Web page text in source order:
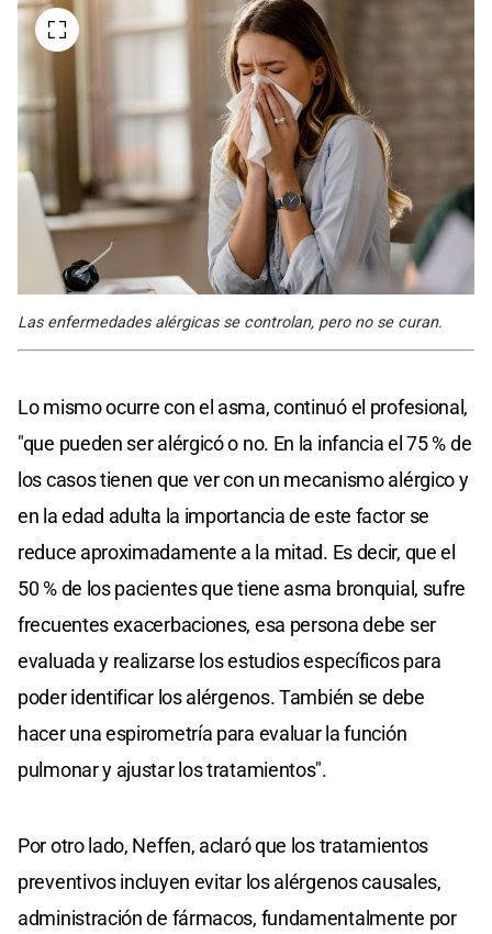
Las enfermedades alérgicas se controlan, pero no se curan.
Lo mismo ocurre con el asma, continuó el profesional,
"que pueden ser alérgicó o no. En la infancia el 75 % de
los casos tienen que ver con un mecanismo alérgico y
en la edad adulta la importancia de este factor se
reduce aproximadamente a la mitad. Es decir, que el
50 % de los pacientes que tiene asma bronquial, sufre
frecuentes exacerbaciones, esa persona debe ser
evaluada y realizarse los estudios específicos para
poder identificar los alérgenos. También se debe
hacer una espirometría para evaluar la función
pulmonar y ajustar los tratamientos".
Por otro lado, Neffen, aclaró que los tratamientos
preventivos incluyen evitar los alérgenos causales,
administración de fármacos, fundamentalmente por